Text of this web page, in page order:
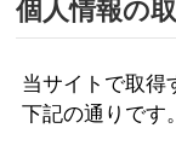
個人情報の
当サイトで取得
下記の通りです。